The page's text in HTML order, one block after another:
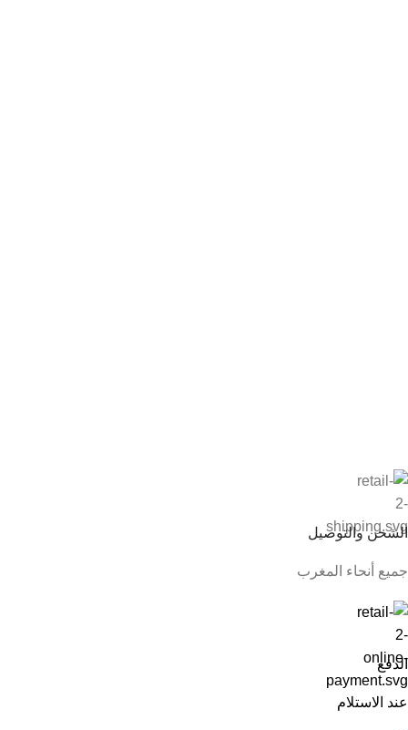
الشحن والتوصيل
جميع أنحاء المغرب
الدفع
عند الاستلام